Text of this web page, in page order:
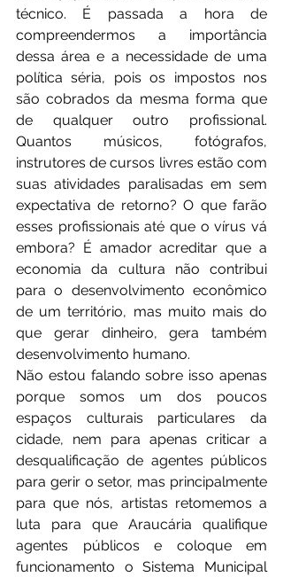
técnico. É passada a hora de
compreendermos a importância
dessa área e a necessidade de uma
política séria, pois os impostos nos
são cobrados da mesma forma que
de qualquer outro profissional.
Quantos músicos, fotógrafos,
instrutores de cursos livres estão com
suas atividades paralisadas em sem
expectativa de retorno? O que farão
esses profissionais até que o vírus vá
embora? É amador acreditar que a
economia da cultura não contribui
para o desenvolvimento econômico
de um território, mas muito mais do
que gerar dinheiro, gera também
desenvolvimento humano.
Não estou falando sobre isso apenas
porque somos um dos poucos
espaços culturais particulares da
cidade, nem para apenas criticar a
desqualificação de agentes públicos
para gerir o setor, mas principalmente
para que nós, artistas retomemos a
luta para que Araucária qualifique
agentes públicos e coloque em
funcionamento o Sistema Municipal